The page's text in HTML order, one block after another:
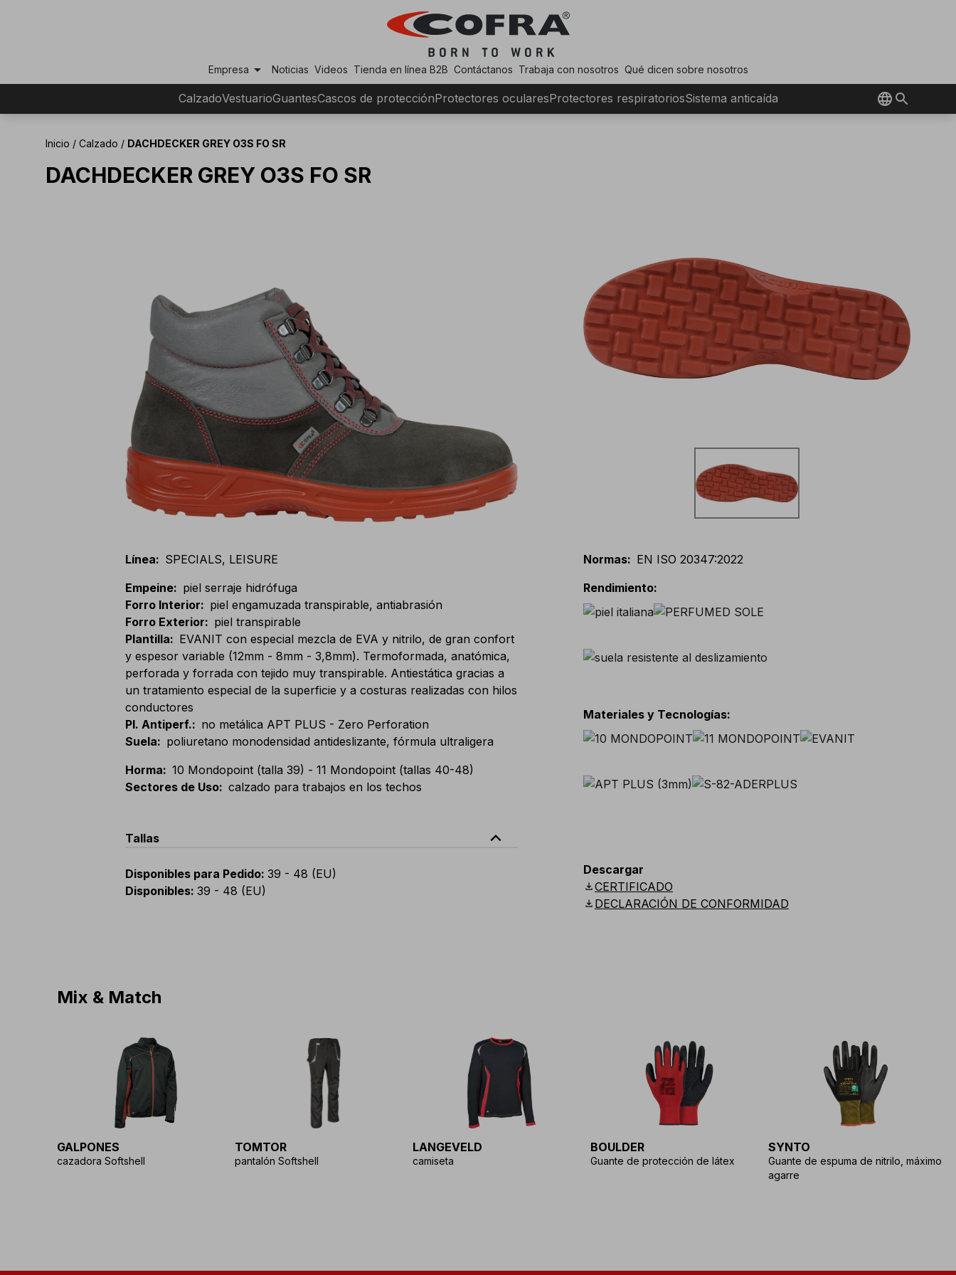
Empresa arrow_drop_down Noticias Videos Tienda en línea B2B Contáctanos Trabaja con nosotros Qué dicen sobre nosotros
CalzadoVestuarioGuantesCascos de protecciónProtectores ocularesProtectores respiratoriosSistema anticaída
Inicio / Calzado / DACHDECKER GREY O3S FO SR
DACHDECKER GREY O3S FO SR
Línea: SPECIALS, LEISURE
Empeine: piel serraje hidrófuga
Forro Interior: piel engamuzada transpirable, antiabrasión
Forro Exterior: piel transpirable
Plantilla: EVANIT con especial mezcla de EVA y nitrilo, de gran confort
y espesor variable (12mm - 8mm - 3,8mm). Termoformada, anatómica,
perforada y forrada con tejido muy transpirable. Antiestática gracias a
un tratamiento especial de la superficie y a costuras realizadas con hilos
conductores
Pl. Antiperf.: no metálica APT PLUS - Zero Perforation
Suela: poliuretano monodensidad antideslizante, fórmula ultraligera
Horma: 10 Mondopoint (talla 39) - 11 Mondopoint (tallas 40-48)
Sectores de Uso: calzado para trabajos en los techos
Tallas expand_less
Disponibles para Pedido: 39 - 48 (EU)
Disponibles: 39 - 48 (EU)
Normas: EN ISO 20347:2022
Rendimiento:
Materiales y Tecnologías:
Descargar
downloadCERTIFICADO
download DECLARACIÓN DE CONFORMIDAD
Mix & Match
GALPONES
cazadora Softshell
TOMTOR
pantalón Softshell
LANGEVELD
camiseta
BOULDER
Guante de protección de látex
SYNTO
Guante de espuma de nitrilo, máximo
agarre